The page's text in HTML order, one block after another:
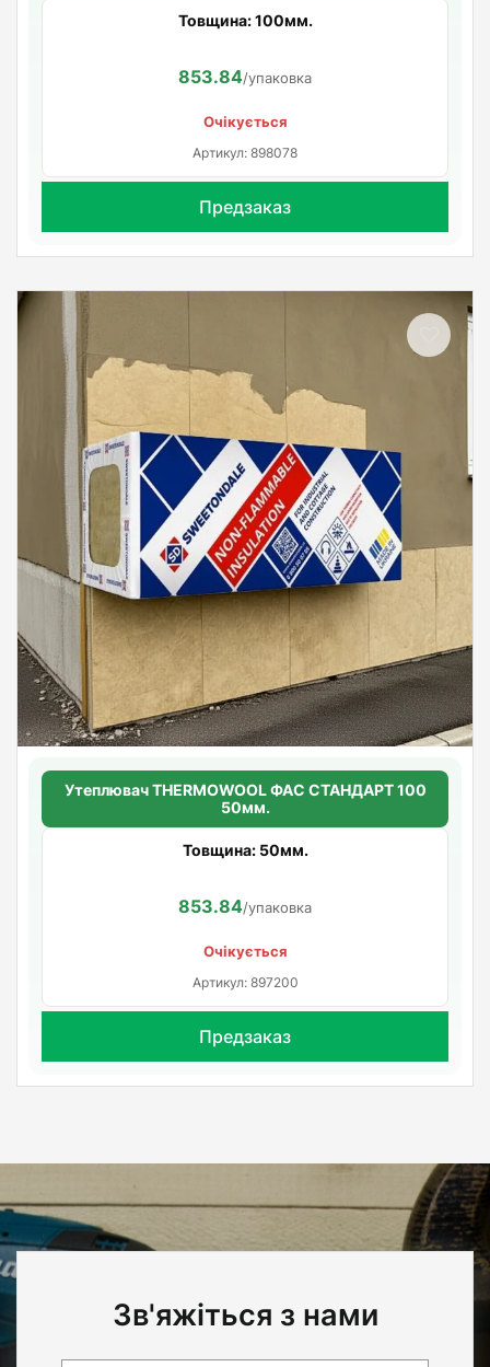
Товщина: 100мм.
853.84/упаковка
Очікується
Артикул: 898078
Предзаказ
Утеплювач THERMOWOOL ФАС СТАНДАРТ 100
50мм.
Товщина: 50мм.
853.84/упаковка
Очікується
Артикул: 897200
Предзаказ
Зв'яжіться з нами